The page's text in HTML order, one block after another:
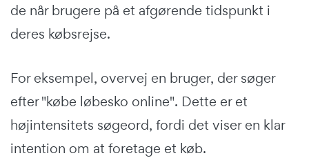
de når brugere på et afgørende tidspunkt i
deres købsrejse.
For eksempel, overvej en bruger, der søger
efter "købe løbesko online". Dette er et
højintensitets søgeord, fordi det viser en klar
intention om at foretage et køb.